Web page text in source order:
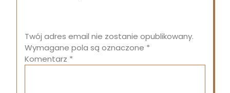
Twój adres email nie zostanie opublikowany.
Wymagane pola są oznaczone *
Komentarz *